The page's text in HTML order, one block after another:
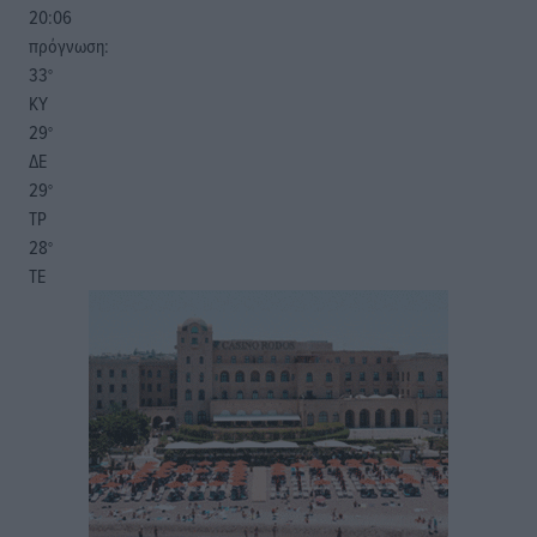
20:06
πρόγνωση:
33°
ΚΥ
29°
ΔΕ
29°
ΤΡ
28°
ΤΕ